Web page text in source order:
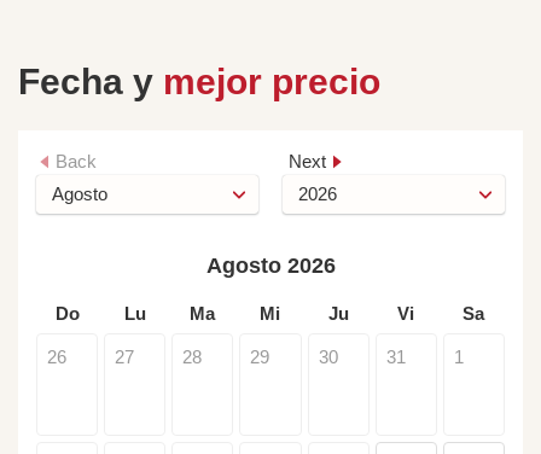
Fecha y mejor precio
Back Next
Agosto 2026
Do Lu Ma Mi Ju Vi Sa
26 27 28 29 30 31 1